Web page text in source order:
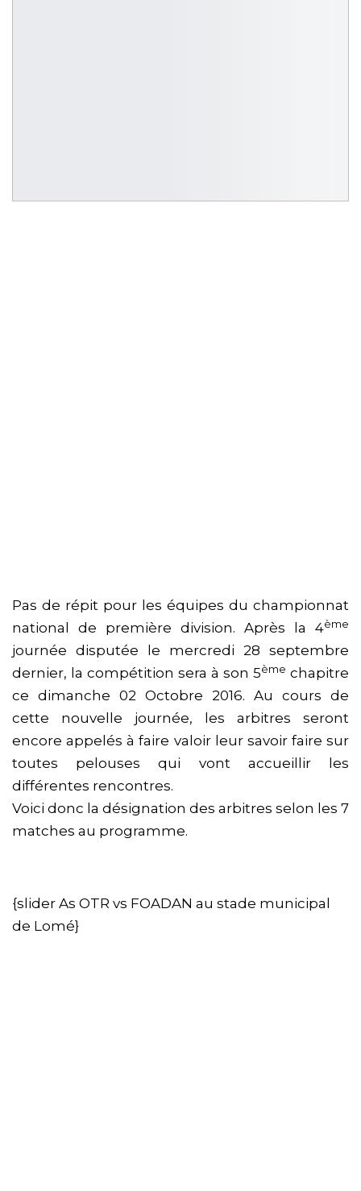
Pas de répit pour les équipes du championnat
national de première division. Après la 4ème
journée disputée le mercredi 28 septembre
dernier, la compétition sera à son 5ème chapitre
ce dimanche 02 Octobre 2016. Au cours de
cette nouvelle journée, les arbitres seront
encore appelés à faire valoir leur savoir faire sur
toutes pelouses qui vont accueillir les
différentes rencontres.
Voici donc la désignation des arbitres selon les 7
matches au programme.
{slider As OTR vs FOADAN au stade municipal
de Lomé}